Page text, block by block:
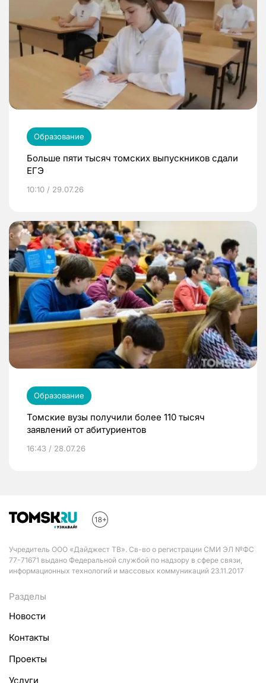
Образование
Больше пяти тысяч томских выпускников сдали
ЕГЭ
10:10 / 29.07.26
Образование
Томские вузы получили более 110 тысяч
заявлений от абитуриентов
16:43 / 28.07.26
Учредитель ООО «Дайджест ТВ». Св-во о регистрации СМИ ЭЛ №ФС
77-71671 выдано Федеральной службой по надзору в сфере связи,
информационных технологий и массовых коммуникаций 23.11.2017
Разделы
Новости
Контакты
Проекты
Услуги